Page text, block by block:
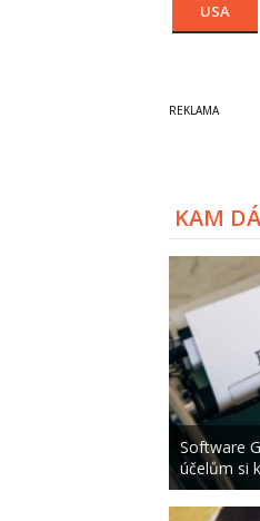
USA
KAM
Software
účelům si